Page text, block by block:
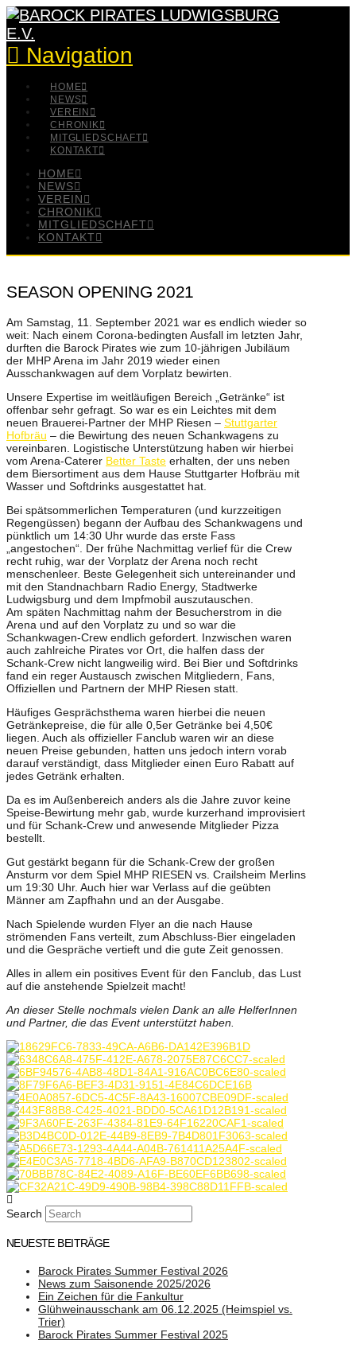
Navigation
HOME
NEWS
VEREIN
CHRONIK
MITGLIEDSCHAFT
KONTAKT
HOME
NEWS
VEREIN
CHRONIK
MITGLIEDSCHAFT
KONTAKT
SEASON OPENING 2021
Am Samstag, 11. September 2021 war es endlich wieder so
weit: Nach einem Corona-bedingten Ausfall im letzten Jahr,
durften die Barock Pirates wie zum 10-jährigen Jubiläum
der MHP Arena im Jahr 2019 wieder einen
Ausschankwagen auf dem Vorplatz bewirten.
Unsere Expertise im weitläufigen Bereich „Getränke“ ist
offenbar sehr gefragt. So war es ein Leichtes mit dem
neuen Brauerei-Partner der MHP Riesen – Stuttgarter
Hofbräu – die Bewirtung des neuen Schankwagens zu
vereinbaren. Logistische Unterstützung haben wir hierbei
vom Arena-Caterer Better Taste erhalten, der uns neben
dem Biersortiment aus dem Hause Stuttgarter Hofbräu mit
Wasser und Softdrinks ausgestattet hat.
Bei spätsommerlichen Temperaturen (und kurzzeitigen
Regengüssen) begann der Aufbau des Schankwagens und
pünktlich um 14:30 Uhr wurde das erste Fass
„angestochen“. Der frühe Nachmittag verlief für die Crew
recht ruhig, war der Vorplatz der Arena noch recht
menschenleer. Beste Gelegenheit sich untereinander und
mit den Standnachbarn Radio Energy, Stadtwerke
Ludwigsburg und dem Impfmobil auszutauschen.
Am späten Nachmittag nahm der Besucherstrom in die
Arena und auf den Vorplatz zu und so war die
Schankwagen-Crew endlich gefordert. Inzwischen waren
auch zahlreiche Pirates vor Ort, die halfen dass der
Schank-Crew nicht langweilig wird. Bei Bier und Softdrinks
fand ein reger Austausch zwischen Mitgliedern, Fans,
Offiziellen und Partnern der MHP Riesen statt.
Häufiges Gesprächsthema waren hierbei die neuen
Getränkepreise, die für alle 0,5er Getränke bei 4,50€
liegen. Auch als offizieller Fanclub waren wir an diese
neuen Preise gebunden, hatten uns jedoch intern vorab
darauf verständigt, dass Mitglieder einen Euro Rabatt auf
jedes Getränk erhalten.
Da es im Außenbereich anders als die Jahre zuvor keine
Speise-Bewirtung mehr gab, wurde kurzerhand improvisiert
und für Schank-Crew und anwesende Mitglieder Pizza
bestellt.
Gut gestärkt begann für die Schank-Crew der großen
Ansturm vor dem Spiel MHP RIESEN vs. Crailsheim Merlins
um 19:30 Uhr. Auch hier war Verlass auf die geübten
Männer am Zapfhahn und an der Ausgabe.
Nach Spielende wurden Flyer an die nach Hause
strömenden Fans verteilt, zum Abschluss-Bier eingeladen
und die Gespräche vertieft und die gute Zeit genossen.
Alles in allem ein positives Event für den Fanclub, das Lust
auf die anstehende Spielzeit macht!
An dieser Stelle nochmals vielen Dank an alle HelferInnen
und Partner, die das Event unterstützt haben.
Search
NEUESTE BEITRÄGE
Barock Pirates Summer Festival 2026
News zum Saisonende 2025/2026
Ein Zeichen für die Fankultur
Glühweinausschank am 06.12.2025 (Heimspiel vs.
Trier)
Barock Pirates Summer Festival 2025